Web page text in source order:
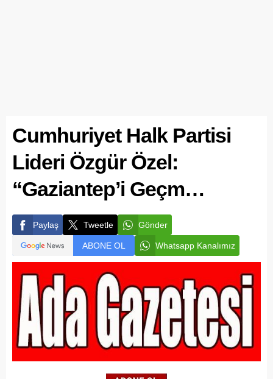
Cumhuriyet Halk Partisi
Lideri Özgür Özel:
“Gaziantep’i Geçm…
Paylaş Tweetle Gönder
ABONE OL Whatsapp Kanalımız